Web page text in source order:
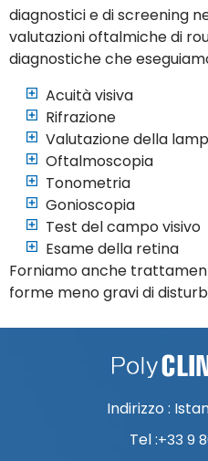
diagnostici e di screening
valutazioni oftalmiche di
diagnostiche che
Acuità visiva
Rifrazione
Valutazione della
Oftalmoscopia
Tonometria
Gonioscopia
Test del campo visivo
Esame della retina
Forniamo anche
forme meno gravi di
Indirizzo :
Tel :+33 9